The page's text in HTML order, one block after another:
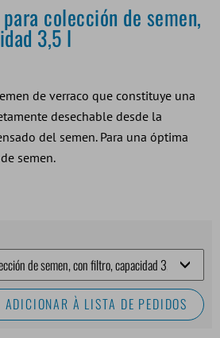
colección de semen,
3,5 l
de verraco que constituye una
desechable desde la
del semen. Para una óptima
semen.
ADICIONAR À LISTA DE PEDIDOS